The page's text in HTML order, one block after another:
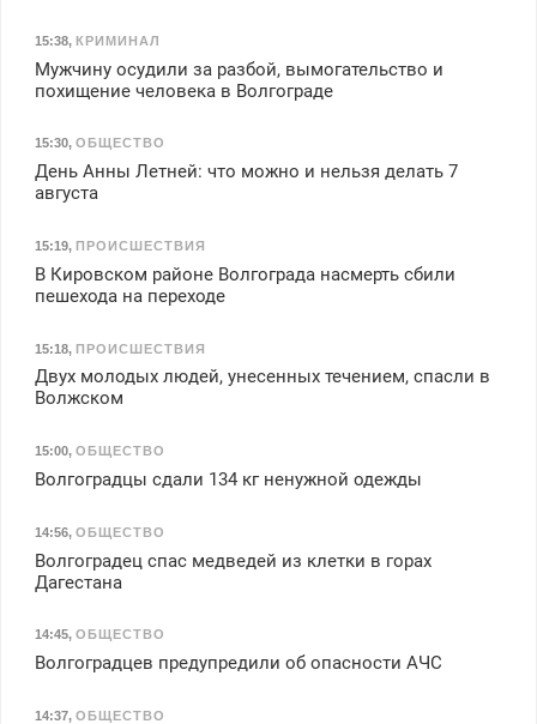
15:38, КРИМИНАЛ
Мужчину осудили за разбой, вымогательство и
похищение человека в Волгограде
15:30, ОБЩЕСТВО
День Анны Летней: что можно и нельзя делать 7
августа
15:19, ПРОИСШЕСТВИЯ
В Кировском районе Волгограда насмерть сбили
пешехода на переходе
15:18, ПРОИСШЕСТВИЯ
Двух молодых людей, унесенных течением, спасли в
Волжском
15:00, ОБЩЕСТВО
Волгоградцы сдали 134 кг ненужной одежды
14:56, ОБЩЕСТВО
Волгоградец спас медведей из клетки в горах
Дагестана
14:45, ОБЩЕСТВО
Волгоградцев предупредили об опасности АЧС
14:37, ОБЩЕСТВО